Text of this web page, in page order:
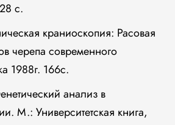
с.
краниоскопия: Расовая
черепа современного
1988г. 166с.
анализ в
М.: Университетская книга,